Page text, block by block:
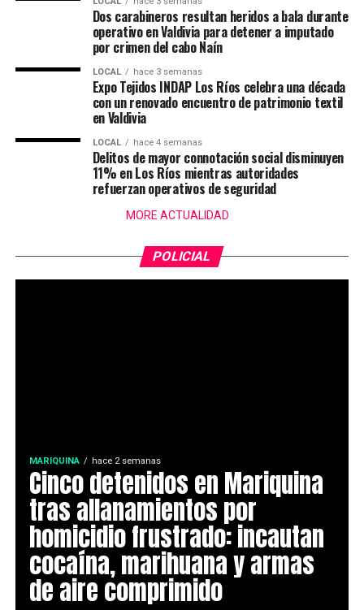
Dos carabineros resultan heridos a bala durante
operativo en Valdivia para detener a imputado
por crimen del cabo Naín
LOCAL hace 3 semanas
Expo Tejidos INDAP Los Ríos celebra una década
con un renovado encuentro de patrimonio textil
en Valdivia
LOCAL hace 4 semanas
Delitos de mayor connotación social disminuyen
11% en Los Ríos mientras autoridades
refuerzan operativos de seguridad
MORE ACTUALIDAD
POLICIAL
MARIQUINA hace 2 semanas
Cinco detenidos en Mariquina
tras allanamientos por
homicidio frustrado: incautan
cocaína, marihuana y armas
de aire comprimido